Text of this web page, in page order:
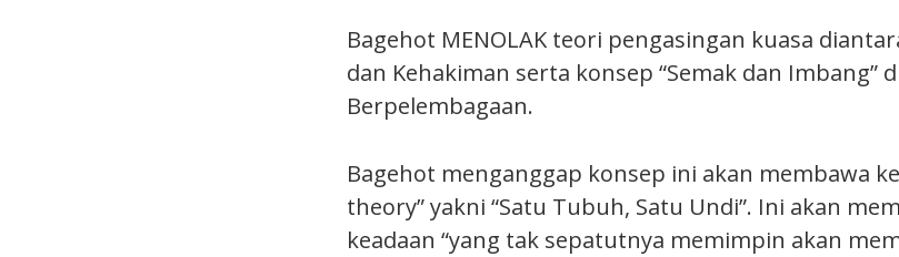
Bagehot MENOLAK teori pengasingan kuasa
dan Kehakiman serta konsep “Semak dan Imbang”
Berpelembagaan.
Bagehot menganggap konsep ini akan membawa
theory” yakni “Satu Tubuh, Satu Undi”. Ini akan
keadaan “yang tak sepatutnya memimpin akan